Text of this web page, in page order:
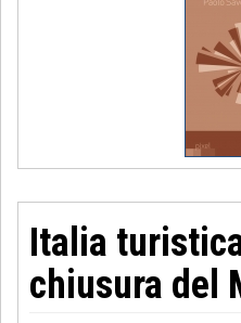
Italia
chiusura del